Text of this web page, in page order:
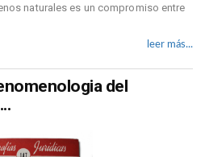
naturales es un compromiso entre
leer más...
del